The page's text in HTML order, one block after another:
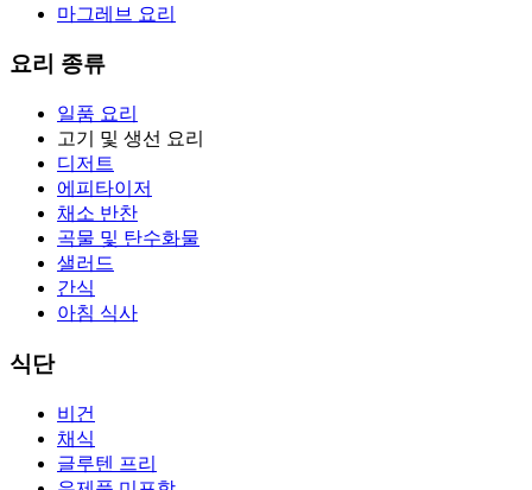
마그레브 요리
요리 종류
일품 요리
고기 및 생선 요리
디저트
에피타이저
채소 반찬
곡물 및 탄수화물
샐러드
간식
아침 식사
식단
비건
채식
글루텐 프리